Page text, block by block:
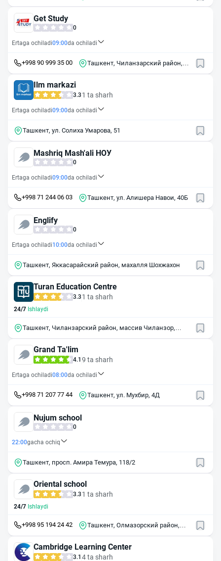
Get Study
0
Ertaga ochiladi09:00da ochiladi
+998 90 999 35 00
Ташкент, Чиланзарский район,
Ilm markazi
3.3 1 ta sharh
Ertaga ochiladi09:00da ochiladi
Ташкент, ул. Солиха Умарова, 51
Mashriq Mash'ali НОУ
0
Ertaga ochiladi09:00da ochiladi
+998 71 244 06 03 Ташкент, ул. Алишера Навои, 40Б
Englify
0
Ertaga ochiladi10:00da ochiladi
Ташкент, Яккасарайский район, махалля Шохжахон
Turan Education Centre
3.3 1 ta sharh
24/7 Ishlaydi
Ташкент, Чиланзарский район, массив Чиланзор,
Grand Ta'lim
4.1 9 ta sharh
Ertaga ochiladi08:00da ochiladi
+998 71 207 77 44 Ташкент, ул. Мухбир, 4Д
Nujum school
0
22:00gacha ochiq
Ташкент, просп. Амира Темура, 118/2
Oriental school
3.3 1 ta sharh
24/7 Ishlaydi
+998 95 194 24 42
Ташкент, Олмазорский район,
Cambridge Learning Center
3.1 4 ta sharh